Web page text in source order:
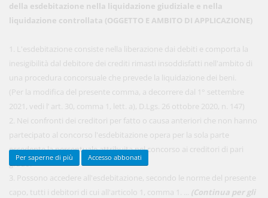
della esdebitazione nella liquidazione giudiziale e nella
liquidazione controllata (OGGETTO E AMBITO DI APPLICAZIONE)
1. L'esdebitazione consiste nella liberazione dai debiti e comporta la
inesigibilità dal debitore dei crediti rimasti insoddisfatti nell'ambito di
una procedura concorsuale che prevede la liquidazione dei beni.
(Per la modifica del presente comma, a decorrere dal 1° settembre
2021, vedi l’ art. 30, comma 1, lett. a), D.Lgs. 26 ottobre 2020, n. 147)
2. Nei confronti dei creditori per fatto o causa anteriori che non hanno
partecipato al concorso l'esdebitazione opera per la sola parte
eccedente la percentuale attribuita nel concorso ai creditori di pari
grado.
3. Possono accedere all'esdebitazione, secondo le norme del presente
capo, tutti i debitori di cui all'articolo 1, comma 1. ... (Continua per gli
450,00 €ANNUALI
Acquista ora
Acquista ora
Per saperne di più Accesso abbonati